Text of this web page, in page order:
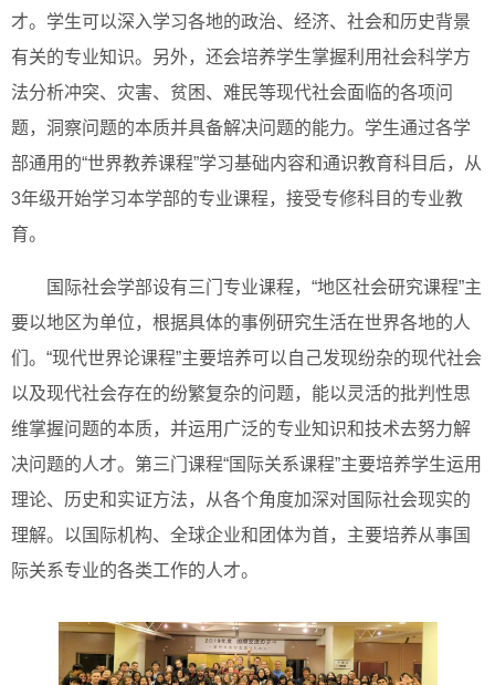
才。学生可以深入学习各地的政治、经济、社会和历史背景
有关的专业知识。另外，还会培养学生掌握利用社会科学方
法分析冲突、灾害、贫困、难民等现代社会面临的各项问
题，洞察问题的本质并具备解决问题的能力。学生通过各学
部通用的“世界教养课程”学习基础内容和通识教育科目后，从
3年级开始学习本学部的专业课程，接受专修科目的专业教
育。
国际社会学部设有三门专业课程，“地区社会研究课程”主
要以地区为单位，根据具体的事例研究生活在世界各地的人
们。“现代世界论课程”主要培养可以自己发现纷杂的现代社会
以及现代社会存在的纷繁复杂的问题，能以灵活的批判性思
维掌握问题的本质，并运用广泛的专业知识和技术去努力解
决问题的人才。第三门课程“国际关系课程”主要培养学生运用
理论、历史和实证方法，从各个角度加深对国际社会现实的
理解。以国际机构、全球企业和团体为首，主要培养从事国
际关系专业的各类工作的人才。